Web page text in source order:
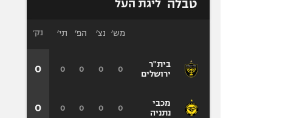
טבלה ליגת העל
בית"ר
ירושלים
מכבי
נתניה
מש׳ נצ׳ הפ׳ תי׳
0
0
0
0
0
0
0
0
נק׳
0
0